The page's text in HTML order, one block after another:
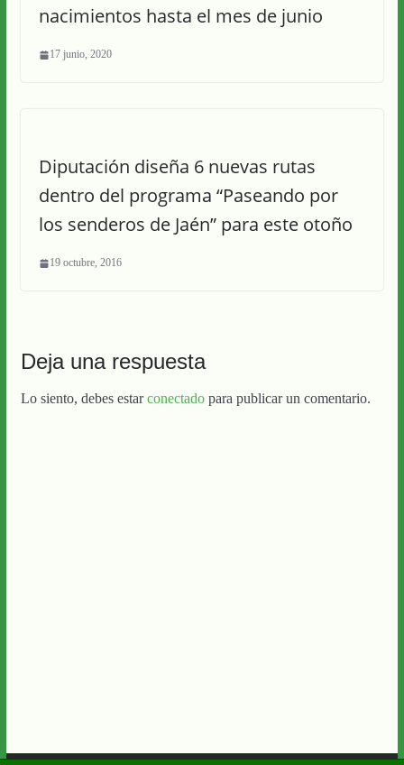
nacimientos hasta el mes de junio
17 junio, 2020
Diputación diseña 6 nuevas rutas
dentro del programa “Paseando por
los senderos de Jaén” para este otoño
19 octubre, 2016
Deja una respuesta
Lo siento, debes estarconectadopara publicar un comentario.